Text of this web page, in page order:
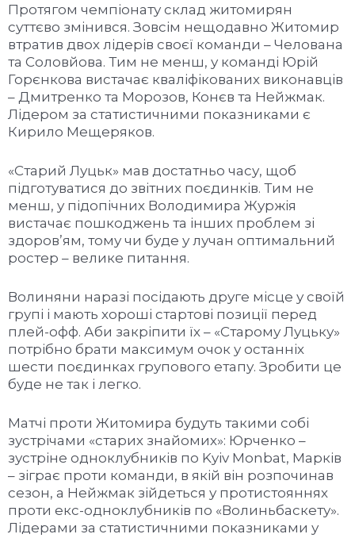
Протягом чемпіонату склад житомирян
суттєво змінився. Зовсім нещодавно Житомир
втратив двох лідерів своєї команди – Челована
та Соловйова. Тим не менш, у команді Юрій
Горєнкова вистачає кваліфікованих виконавців
– Дмитренко та Морозов, Конєв та Нейжмак.
Лідером за статистичними показниками є
Кирило Мещеряков.
«Старий Луцьк» мав достатньо часу, щоб
підготуватися до звітних поєдинків. Тим не
менш, у підопічних Володимира Журжія
вистачає пошкоджень та інших проблем зі
здоров’ям, тому чи буде у лучан оптимальний
ростер – велике питання.
Волиняни наразі посідають друге місце у своїй
групі і мають хороші стартові позиції перед
плей-офф. Аби закріпити їх – «Старому Луцьку»
потрібно брати максимум очок у останніх
шести поєдинках групового етапу. Зробити це
буде не так і легко.
Матчі проти Житомира будуть такими собі
зустрічами «старих знайомих»: Юрченко –
зустріне одноклубників по Kyiv Monbat, Марків
– зіграє проти команди, в якій він розпочинав
сезон, а Нейжмак зійдеться у протистояннях
проти екс-одноклубників по «Волиньбаскету».
Лідерами за статистичними показниками у